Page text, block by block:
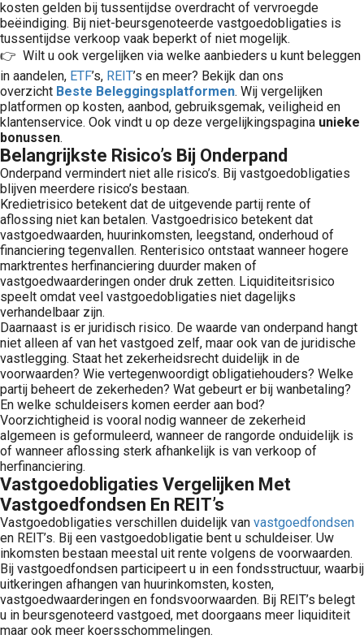
kosten gelden bij tussentijdse overdracht of vervroegde
beëindiging. Bij niet-beursgenoteerde vastgoedobligaties is
tussentijdse verkoop vaak beperkt of niet mogelijk.
👉 Wilt u ook vergelijken via welke aanbieders u kunt beleggen
in aandelen, ETF’s, REIT’s en meer? Bekijk dan ons
overzicht Beste Beleggingsplatformen. Wij vergelijken
platformen op kosten, aanbod, gebruiksgemak, veiligheid en
klantenservice. Ook vindt u op deze vergelijkingspagina unieke
bonussen.
Belangrijkste Risico’s Bij Onderpand
Onderpand vermindert niet alle risico’s. Bij vastgoedobligaties
blijven meerdere risico’s bestaan.
Kredietrisico betekent dat de uitgevende partij rente of
aflossing niet kan betalen. Vastgoedrisico betekent dat
vastgoedwaarden, huurinkomsten, leegstand, onderhoud of
financiering tegenvallen. Renterisico ontstaat wanneer hogere
marktrentes herfinanciering duurder maken of
vastgoedwaarderingen onder druk zetten. Liquiditeitsrisico
speelt omdat veel vastgoedobligaties niet dagelijks
verhandelbaar zijn.
Daarnaast is er juridisch risico. De waarde van onderpand hangt
niet alleen af van het vastgoed zelf, maar ook van de juridische
vastlegging. Staat het zekerheidsrecht duidelijk in de
voorwaarden? Wie vertegenwoordigt obligatiehouders? Welke
partij beheert de zekerheden? Wat gebeurt er bij wanbetaling?
En welke schuldeisers komen eerder aan bod?
Voorzichtigheid is vooral nodig wanneer de zekerheid
algemeen is geformuleerd, wanneer de rangorde onduidelijk is
of wanneer aflossing sterk afhankelijk is van verkoop of
herfinanciering.
Vastgoedobligaties Vergelijken Met
Vastgoedfondsen En REIT’s
Vastgoedobligaties verschillen duidelijk van vastgoedfondsen
en REIT’s. Bij een vastgoedobligatie bent u schuldeiser. Uw
inkomsten bestaan meestal uit rente volgens de voorwaarden.
Bij vastgoedfondsen participeert u in een fondsstructuur, waarbij
uitkeringen afhangen van huurinkomsten, kosten,
vastgoedwaarderingen en fondsvoorwaarden. Bij REIT’s belegt
u in beursgenoteerd vastgoed, met doorgaans meer liquiditeit
maar ook meer koersschommelingen.